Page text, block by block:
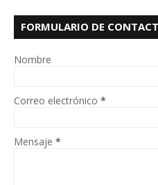
FORMULARIO DE
Nombre
Correo electrónico *
Mensaje *